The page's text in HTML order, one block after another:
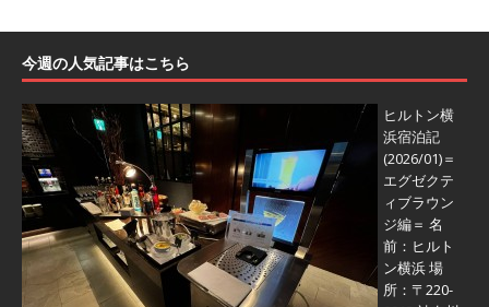
今週の人気記事はこちら
ヒルトン横
浜宿泊記
(2026/01)＝
エグゼクテ
ィブラウン
ジ編＝ 名
前：ヒルト
ン横浜 場
所：〒220-